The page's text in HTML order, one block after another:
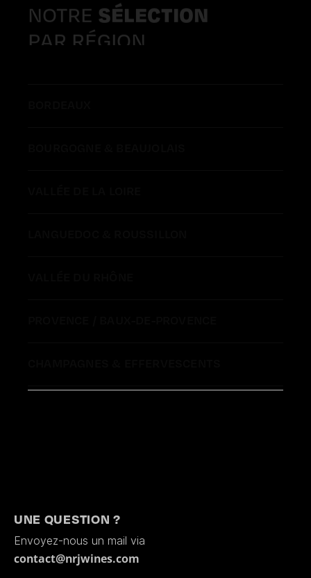
NOTRE SÉLECTION
PAR RÉGION
UNE QUESTION ?
Envoyez-nous un mail via
contact@nrjwines.com